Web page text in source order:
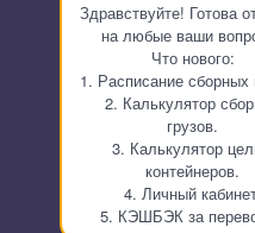
Здравствуйте! Готова
на любые ваши
Что нового:
1. Расписание сборных
2. Калькулятор
грузов.
3. Калькулятор
контейнеров.
4. Личный
5. КЭШБЭК за
China,
Pudong
上海市浦
8